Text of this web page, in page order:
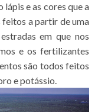
e as cores que a
a partir de uma
em que nos
e os fertilizantes
são todos feitos
e potássio.